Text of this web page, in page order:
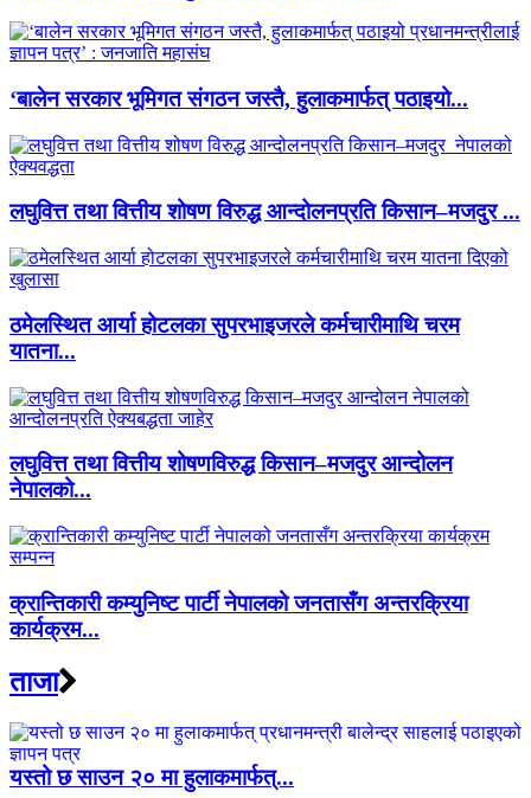
‘बालेन सरकार भूमिगत संगठन जस्तै, हुलाकमार्फत् पठाइयो...
लघुवित्त तथा वित्तीय शोषण विरुद्ध आन्दोलनप्रति किसान–मजदुर ...
ठमेलस्थित आर्या होटलका सुपरभाइजरले कर्मचारीमाथि चरम
यातना...
लघुवित्त तथा वित्तीय शोषणविरुद्ध किसान–मजदुर आन्दोलन
नेपालको...
क्रान्तिकारी कम्युनिष्ट पार्टी नेपालको जनतासँग अन्तरक्रिया
कार्यक्रम...
ताजा
यस्तो छ साउन २० मा हुलाकमार्फत्...